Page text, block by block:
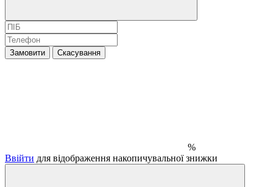
Замовити Скасування
%
Ввійти для відображення накопичувальної знижки